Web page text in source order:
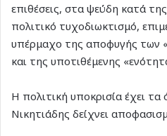
επιθέσεις, στα ψεύδη κατά
πολιτικό τυχοδιωκτισμό,
υπέρμαχο της αποφυγής των
και της υποτιθέμενης
Η πολιτική υποκρισία έχει τα
Νικητιάδης δείχνει